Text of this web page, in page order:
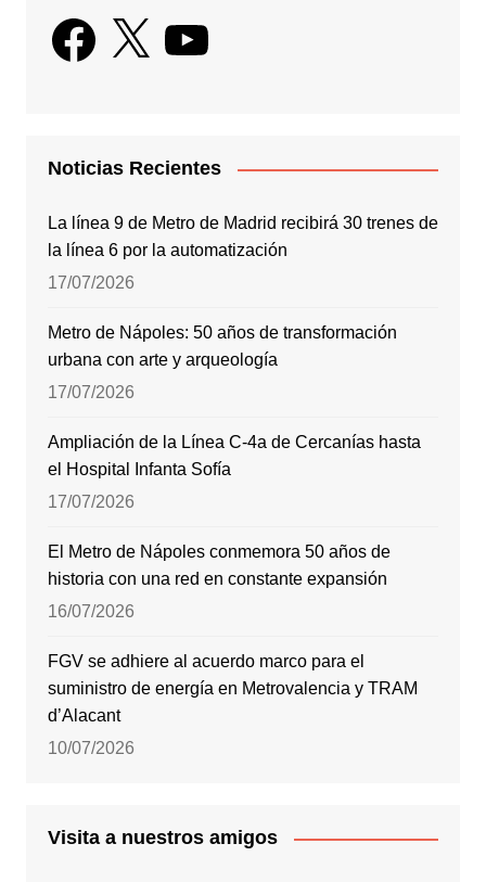
Facebook
X YouTube
Noticias Recientes
La línea 9 de Metro de Madrid recibirá 30 trenes de
la línea 6 por la automatización
17/07/2026
Metro de Nápoles: 50 años de transformación
urbana con arte y arqueología
17/07/2026
Ampliación de la Línea C-4a de Cercanías hasta
el Hospital Infanta Sofía
17/07/2026
El Metro de Nápoles conmemora 50 años de
historia con una red en constante expansión
16/07/2026
FGV se adhiere al acuerdo marco para el
suministro de energía en Metrovalencia y TRAM
d’Alacant
10/07/2026
Visita a nuestros amigos